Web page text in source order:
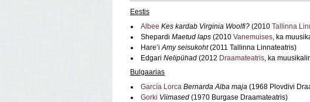
Eestis
Albee Kes kardab Virginia Woolfi? (2010 Tallinna
Shepardi Maetud laps (2010 Vanemuises, ka
Hare’iAmy seisukoht(2011 Tallinna Linnateatris)
Edgari Nelipühad (2012 Draamateatris, ka
Bulgaarias
García Lorca Bernarda Alba maja (1968 Plovdivi
Gorki Viimased (1970 Burgase Draamateatris)